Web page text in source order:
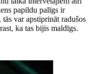
papildu palīgs ir
var apstiprināt radušos
ka tas bijis maldīgs.